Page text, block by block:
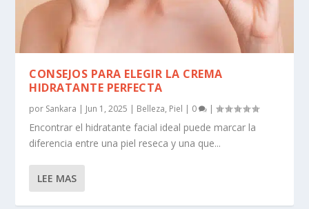
CONSEJOS PARA ELEGIR LA CREMA
HIDRATANTE PERFECTA
por Sankara | Jun 1, 2025 | Belleza, Piel | 0 |
Encontrar el hidratante facial ideal puede marcar la
diferencia entre una piel reseca y una que...
LEE MAS